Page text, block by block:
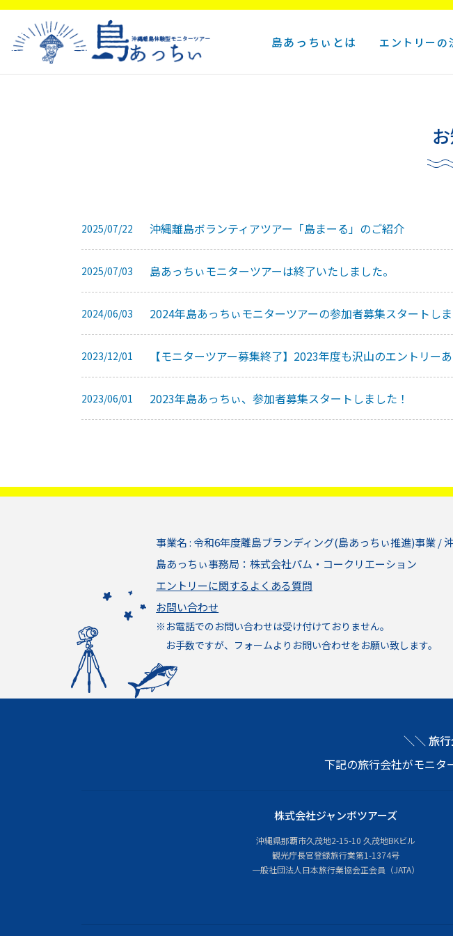
島あっちぃとは エントリーの
2025/07/22 沖縄離島ボランティアツアー「島まーる」のご紹介
2025/07/03 島あっちぃモニターツアーは終了いたしました。
2024/06/03 2024年島あっちぃモニターツアーの参加者募集スタートしま
2023/12/01 【モニターツアー募集終了】2023年度も沢山のエントリー
2023/06/01 2023年島あっちぃ、参加者募集スタートしました！
事業名 : 令和6年度離島ブランディング(島あっちぃ推進)事業 /
島あっちぃ事務局：株式会社パム・コークリエーション
エントリーに関するよくある質問
お問い合わせ
※お電話でのお問い合わせは受け付けておりません。
お手数ですが、フォームよりお問い合わせをお願い致します。
＼＼ 旅
下記の旅行会社がモニタ
株式会社ジャンボツアーズ
沖縄県那覇市久茂地2-15-10 久茂地BKビル
観光庁長官登録旅行業第1-1374号
一般社団法人日本旅行業協会正会員（JATA）